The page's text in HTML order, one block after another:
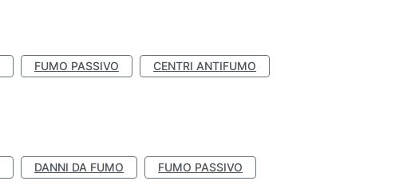
FUMO PASSIVO CENTRI ANTIFUMO
DANNI DA FUMO
FUMO PASSIVO